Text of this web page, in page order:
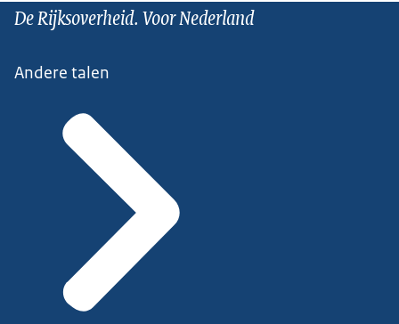
De Rijksoverheid. Voor Nederland
Andere talen